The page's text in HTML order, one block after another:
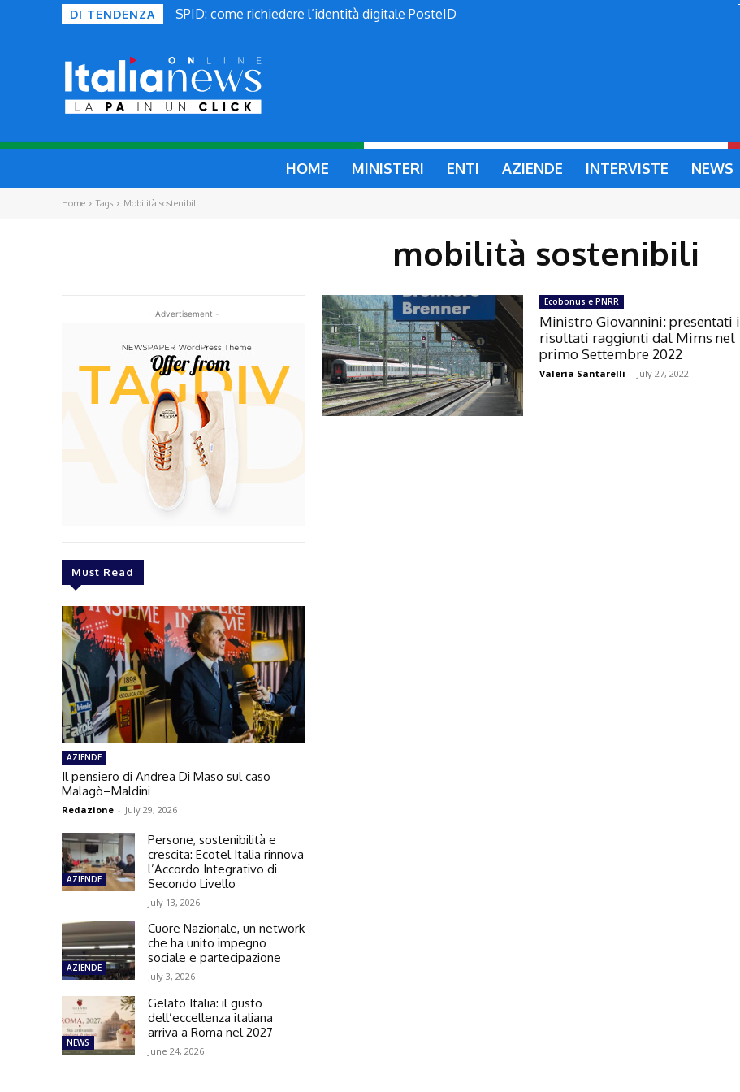
DI TENDENZA SPID: come richiedere l’identità digitale PosteID
HOME MINISTERI ENTI AZIENDE INTERVISTE NEWS
Home Tags Mobilità sostenibili
mobilità sostenibili
- Advertisement -
Must Read
AZIENDE
Il pensiero di Andrea Di Maso sul caso
Malagò–Maldini
Redazione - July 29, 2026
AZIENDE
Persone, sostenibilità e
crescita: Ecotel Italia rinnova
l’Accordo Integrativo di
Secondo Livello
July 13, 2026
AZIENDE
Cuore Nazionale, un network
che ha unito impegno
sociale e partecipazione
July 3, 2026
NEWS
Gelato Italia: il gusto
dell’eccellenza italiana
arriva a Roma nel 2027
June 24, 2026
Ecobonus e PNRR
Ministro Giovannini: presentati i
risultati raggiunti dal Mims nel
primo Settembre 2022
Valeria Santarelli - July 27, 2022